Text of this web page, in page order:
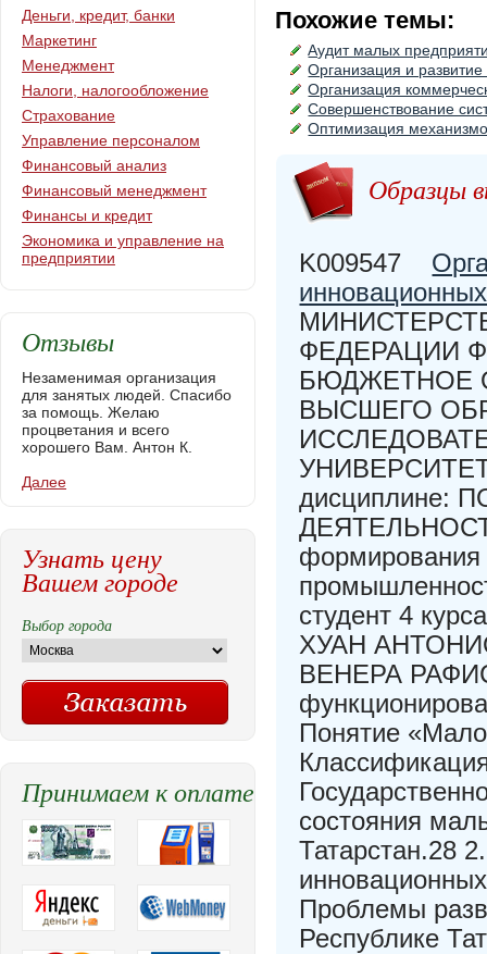
Похожие темы:
Аудит малых
Организация и
Организация
Совершенствование
Оптимизация
Образцы
K009547
ФЕДЕРАЦИИ
БЮДЖЕТНОЕ
ВЫСШЕГО
формирования
студент 4
ХУАН
ВЕНЕРА
Понятие
состояния
Татарстан.28
Проблемы
Республике
Деньги, кредит, банки
Маркетинг
Менеджмент
Налоги, налогообложение
Страхование
Управление персоналом
Финансовый анализ
Финансовый менеджмент
Финансы и кредит
Экономика и управление на
предприятии
Отзывы
Незаменимая организация
для занятых людей. Спасибо
за помощь. Желаю
процветания и всего
хорошего Вам. Антон К.
Далее
Узнать цену
Вашем городе
Выбор города
Принимаем к оплате